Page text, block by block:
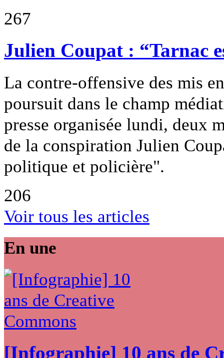
267
Julien Coupat : “Tarnac
La contre-offensive des mis
poursuit dans le champ
presse organisée lundi, deux
de la conspiration Julien
politique et policière".
206
Voir tous les articles
En une
[Infographie] 10 ans de